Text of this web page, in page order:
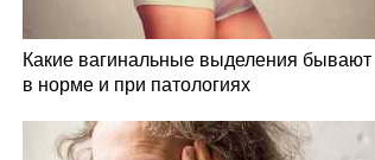
Какие вагинальные выделения бывают
в норме и при патологиях